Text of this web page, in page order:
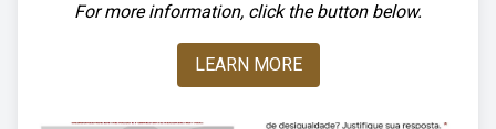
For more information, click the button below.
LEARN MORE